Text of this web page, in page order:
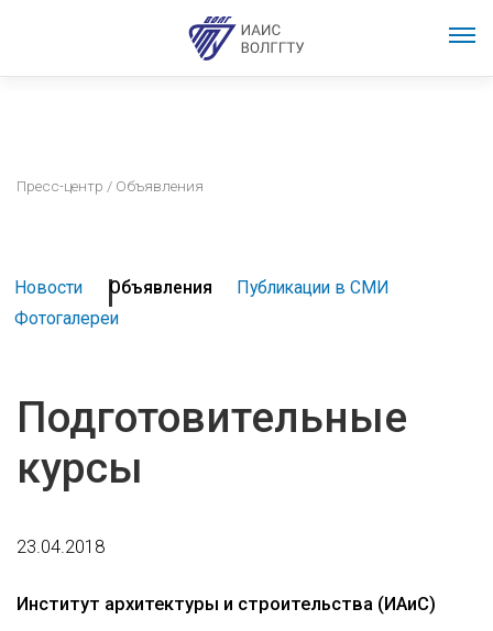
Пресс-центр / Объявления
Новости Объявления
Публикации в СМИ
Фотогалереи
Подготовительные
курсы
23.04.2018
Институт архитектуры и строительства (ИАиС)